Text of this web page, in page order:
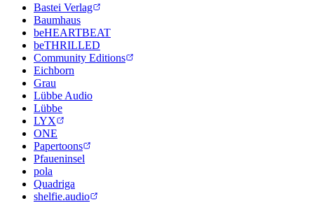
Bastei Verlag
Baumhaus
beHEARTBEAT
beTHRILLED
Community Editions
Eichborn
Grau
Lübbe Audio
Lübbe
LYX
ONE
Papertoons
Pfaueninsel
pola
Quadriga
shelfie.audio